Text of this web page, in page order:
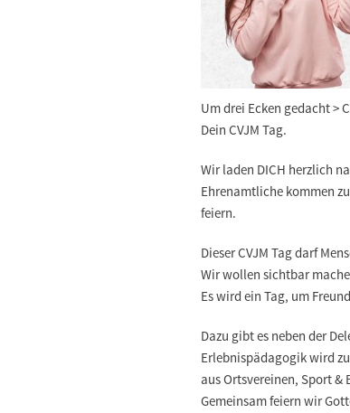
Um drei Ecken gedacht >
Dein CVJM Tag.
Wir laden DICH herzlich
Ehrenamtliche kommen
feiern.
Dieser CVJM Tag darf
Wir wollen sichtbar
Es wird ein Tag, um
Dazu gibt es neben der
Erlebnispädagogik wird
aus Ortsvereinen, Sport
Gemeinsam feiern wir